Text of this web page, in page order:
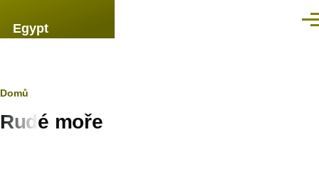
Egypt
Drobečková
navigace
Domů
Rudé moře